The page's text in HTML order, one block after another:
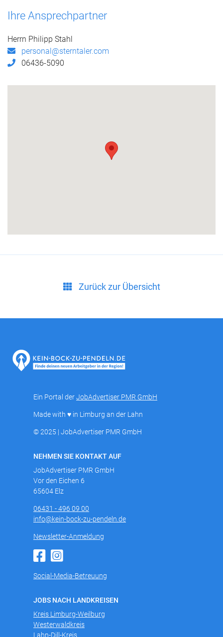
Ihre Ansprechpartner
Herrn Philipp Stahl
personal@sterntaler.com
06436-5090
Zurück zur Übersicht
Ein Portal derJobAdvertiser PMR GmbH
Made with ♥ in Limburg an der Lahn
© 2025 | JobAdvertiser PMR GmbH
NEHMEN SIE KONTAKT AUF
JobAdvertiser PMR GmbH
Vor den Eichen 6
65604 Elz
06431 - 496 09 00
info@kein-bock-zu-pendeln.de
Newsletter-Anmeldung
Social-Media-Betreuung
JOBS NACH LANDKREISEN
Kreis Limburg-Weilburg
Westerwaldkreis
Lahn-Dill-Kreis